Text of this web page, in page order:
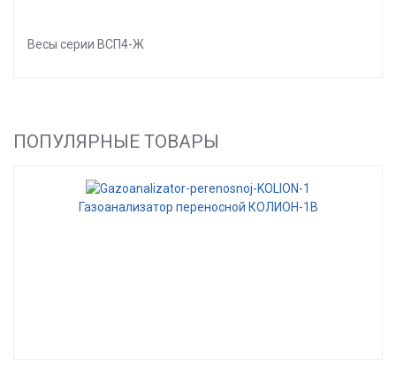
Весы серии ВСП4-Ж
ПОПУЛЯРНЫЕ ТОВАРЫ
Газоанализатор переносной КОЛИОН-1В